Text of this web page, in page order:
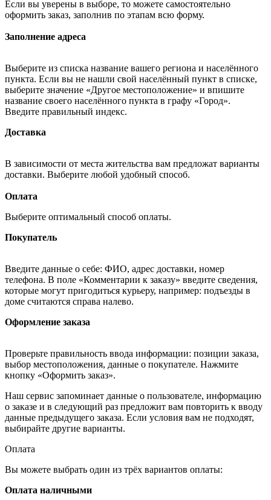
Если вы уверены в выборе, то можете самостоятельно
оформить заказ, заполнив по этапам всю форму.
Заполнение адреса
Выберите из списка название вашего региона и населённого
пункта. Если вы не нашли свой населённый пункт в списке,
выберите значение «Другое местоположение» и впишите
название своего населённого пункта в графу «Город».
Введите правильный индекс.
Доставка
В зависимости от места жительства вам предложат варианты
доставки. Выберите любой удобный способ.
Оплата
Выберите оптимальный способ оплаты.
Покупатель
Введите данные о себе: ФИО, адрес доставки, номер
телефона. В поле «Комментарии к заказу» введите сведения,
которые могут пригодиться курьеру, например: подъезды в
доме считаются справа налево.
Оформление заказа
Проверьте правильность ввода информации: позиции заказа,
выбор местоположения, данные о покупателе. Нажмите
кнопку «Оформить заказ».
Наш сервис запоминает данные о пользователе, информацию
о заказе и в следующий раз предложит вам повторить к вводу
данные предыдущего заказа. Если условия вам не подходят,
выбирайте другие варианты.
Оплата
Вы можете выбрать один из трёх вариантов оплаты:
Оплата наличными